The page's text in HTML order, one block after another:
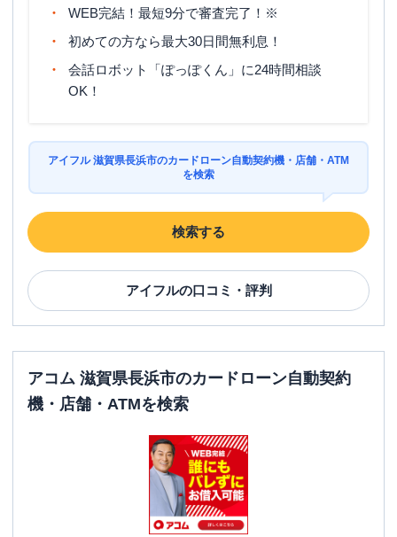
WEB完結！最短9分で審査完了！※
初めての方なら最大30日間無利息！
会話ロボット「ぽっぽくん」に24時間相談
OK！
アイフル 滋賀県長浜市のカードローン自動契約機・店舗・ATM
を検索
検索する
アイフルの口コミ・評判
アコム 滋賀県長浜市のカードローン自動契約
機・店舗・ATMを検索